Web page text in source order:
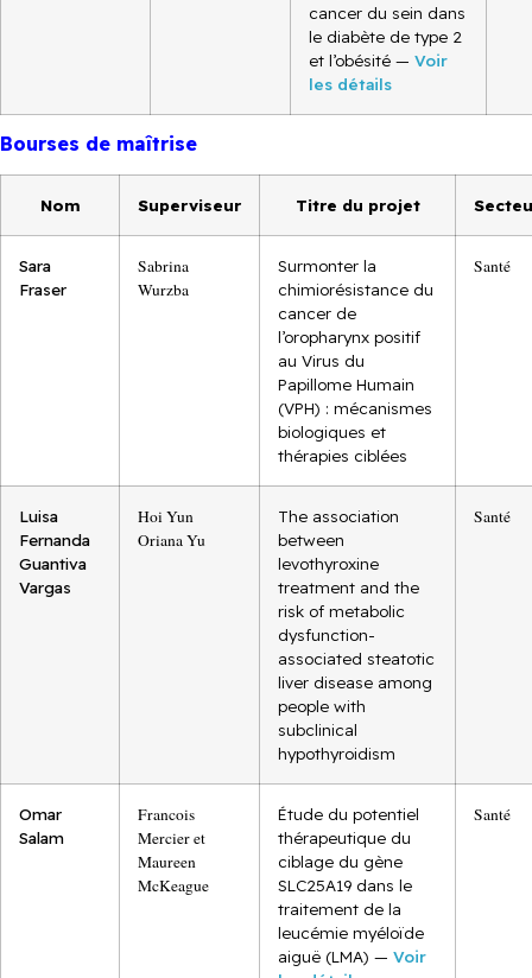
cancer du sein dans
le diabète de type 2
et l’obésité — Voir
les détails
Bourses de maîtrise
Nom Superviseur Titre du projet
Sara
Fraser
Sabrina
Wurzba
Surmonter la
chimiorésistance du
cancer de
l’oropharynx positif
au Virus du
Papillome Humain
(VPH) : mécanismes
biologiques et
thérapies ciblées
Santé
Luisa
Fernanda
Guantiva
Vargas
Hoi Yun
Oriana Yu
The association
between
levothyroxine
treatment and the
risk of metabolic
dysfunction-
associated steatotic
liver disease among
people with
subclinical
hypothyroidism
Santé
Omar
Salam
Francois
Mercier et
Maureen
McKeague
Étude du potentiel
thérapeutique du
ciblage du gène
SLC25A19 dans le
traitement de la
leucémie myéloïde
aiguë (LMA) — Voir
Santé